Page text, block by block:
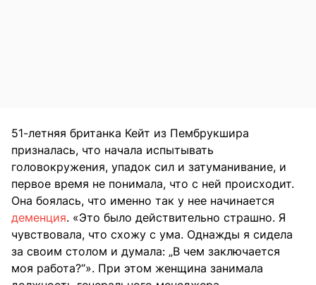
51-летняя британка Кейт из Пембрукшира
призналась, что начала испытывать
головокружения, упадок сил и затуманивание, и
первое время не понимала, что с ней происходит.
Она боялась, что именно так у нее начинается
деменция. «Это было действительно страшно. Я
чувствовала, что схожу с ума. Однажды я сидела
за своим столом и думала: „В чем заключается
моя работа?“». При этом женщина занимала